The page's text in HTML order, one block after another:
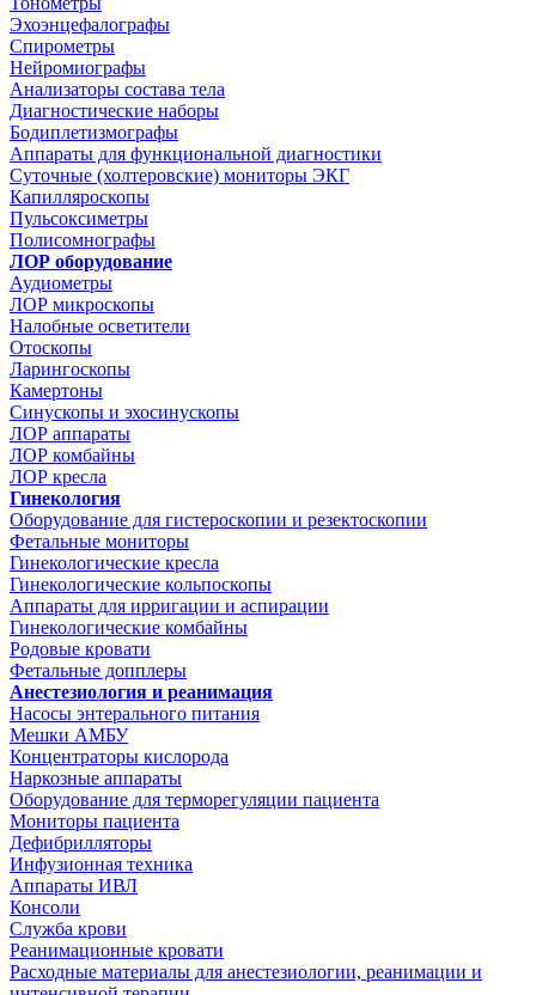
Эхоэнцефалографы
Спирометры
Нейромиографы
Анализаторы состава тела
Диагностические наборы
Бодиплетизмографы
Аппараты для функциональной диагностики
Суточные (холтеровские) мониторы ЭКГ
Капилляроскопы
Пульсоксиметры
Полисомнографы
ЛОР оборудование
Аудиометры
ЛОР микроскопы
Налобные осветители
Отоскопы
Ларингоскопы
Камертоны
Синускопы и эхосинускопы
ЛОР аппараты
ЛОР комбайны
ЛОР кресла
Гинекология
Оборудование для гистероскопии и резектоскопии
Фетальные мониторы
Гинекологические кресла
Гинекологические кольпоскопы
Аппараты для ирригации и аспирации
Гинекологические комбайны
Родовые кровати
Фетальные допплеры
Анестезиология и реанимация
Насосы энтерального питания
Мешки АМБУ
Концентраторы кислорода
Наркозные аппараты
Оборудование для терморегуляции пациента
Мониторы пациента
Дефибрилляторы
Инфузионная техника
Аппараты ИВЛ
Консоли
Служба крови
Реанимационные кровати
Расходные материалы для анестезиологии, реанимации и